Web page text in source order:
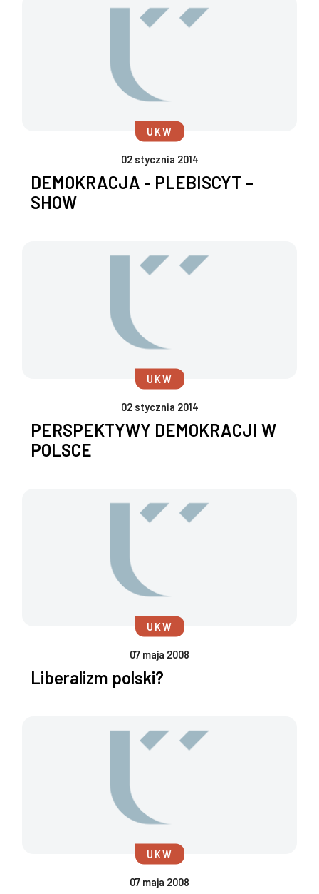
UKW
02 stycznia 2014
DEMOKRACJA - PLEBISCYT –
SHOW
UKW
02 stycznia 2014
PERSPEKTYWY DEMOKRACJI W
POLSCE
UKW
07 maja 2008
Liberalizm polski?
UKW
07 maja 2008